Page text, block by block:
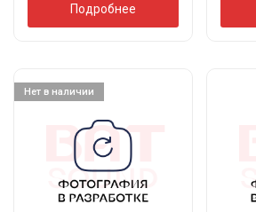
Подробнее
Нет в наличии